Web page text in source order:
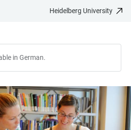
Heidelberg University
in German.